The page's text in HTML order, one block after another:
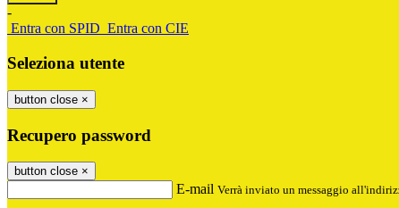
-
Entra con SPID Entra con CIE
Seleziona utente
button close ×
Recupero password
button close ×
E-mail Verrà inviato un messaggio